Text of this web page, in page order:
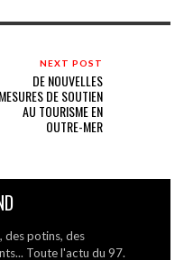
NEXT POST
DE NOUVELLES
MESURES DE SOUTIEN
AU TOURISME EN
OUTRE-MER
des potins, des
Toute l'actu du 97.